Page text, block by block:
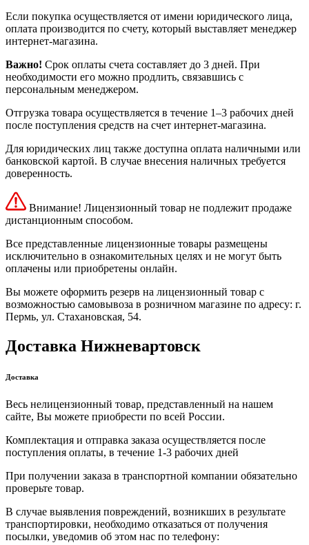
Если покупка осуществляется от имени юридического лица,
оплата производится по счету, который выставляет менеджер
интернет-магазина.
Важно! Срок оплаты счета составляет до 3 дней. При
необходимости его можно продлить, связавшись с
персональным менеджером.
Отгрузка товара осуществляется в течение 1–3 рабочих дней
после поступления средств на счет интернет-магазина.
Для юридических лиц также доступна оплата наличными или
банковской картой. В случае внесения наличных требуется
доверенность.
Внимание! Лицензионный товар не подлежит продаже
дистанционным способом.
Все представленные лицензионные товары размещены
исключительно в ознакомительных целях и не могут быть
оплачены или приобретены онлайн.
Вы можете оформить резерв на лицензионный товар с
возможностью самовывоза в розничном магазине по адресу: г.
Пермь, ул. Стахановская, 54.
Доставка Нижневартовск
Доставка
Весь нелицензионный товар, представленный на нашем
сайте, Вы можете приобрести по всей России.
Комплектация и отправка заказа осуществляется после
поступления оплаты, в течение 1-3 рабочих дней
При получении заказа в транспортной компании обязательно
проверьте товар.
В случае выявления повреждений, возникших в результате
транспортировки, необходимо отказаться от получения
посылки, уведомив об этом нас по телефону: